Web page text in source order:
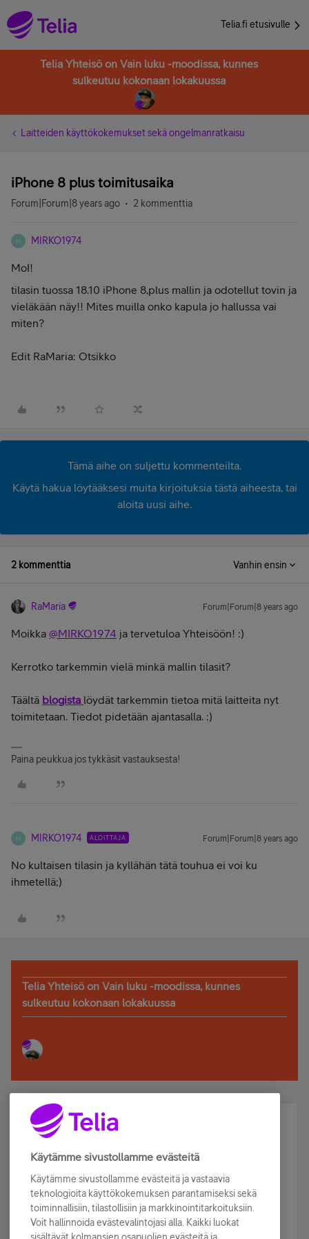
Telia.fi etusivulle
Telia Yhteisö on Vain luku -moodissa, kunnes
sulkeutuu kokonaan lokakuussa
Laitteiden käyttökokemukset sekä ongelmanratkaisu
iPhone 8 plus toimitusaika
Forum|Forum|8 years ago 2 kommenttia
M MIRKO1974
MoI!
tilasin tuossa 18.10 iPhone 8,plus mallin ja odotellut tovin ja
vieläkään näy!! Mites muilla onko kapula jo hallussa vai
miten?
Edit RaMaria: Otsikko
Tämä aihe on suljettu kommenteilta.
Käytä hakua löytääksesi muita kirjoituksia tästä aiheesta, tai
aloita uusi aihe.
2 kommenttia Vanhin ensin
RaMaria Forum|Forum|8 years ago
Moikka @MIRKO1974 ja tervetuloa Yhteisöön! :)
Kerrotko tarkemmin vielä minkä mallin tilasit?
Täältä blogista löydät tarkemmin tietoa mitä laitteita nyt
toimitetaan. Tiedot pidetään ajantasalla. :)
Paina peukkua jos tykkäsit vastauksesta!
M MIRKO1974 ALOITTAJA Forum|Forum|8 years ago
No kultaisen tilasin ja kyllähän tätä touhua ei voi ku
ihmetellä;)
Telia Yhteisö on Vain luku -moodissa, kunnes
sulkeutuu kokonaan lokakuussa
Älä jää paitsi – osallistu ja voita!
Tilaa Telian uutiskirje ja olet mukana arvonnassa.
sähköpostiisi.
Tilaa nyt
Käytämme sivustollamme evästeitä
Käytämme sivustollamme evästeitä ja vastaavia
teknologioita käyttökokemuksen parantamiseksi sekä
toiminnallisiin, tilastollisiin ja markkinointitarkoituksiin.
Voit hallinnoida evästevalintojasi alla. Kaikki luokat